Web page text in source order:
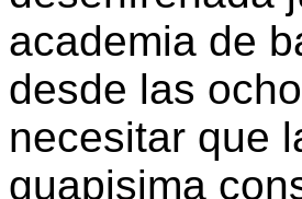
academia de
desde las
necesitar que
guapisima